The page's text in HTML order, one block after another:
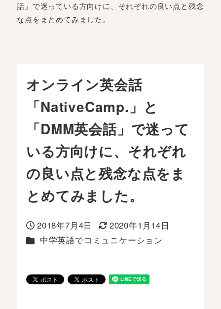
話」で迷っている方向けに、それぞれの良い点と残念
な点をまとめてみました。
オンライン英会話
「NativeCamp.」と
「DMM英会話」で迷って
いる方向けに、それぞれ
の良い点と残念な点をま
とめてみました。
投稿日
2018年7月4日
更新日
2020年1月14日
カテゴリー
中学英語でコミュニケーション